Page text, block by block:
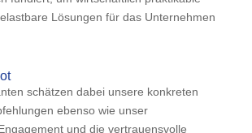
Lösungen für das Unternehmen
schätzen dabei unsere konkreten
ebenso wie unser
und die vertrauensvolle